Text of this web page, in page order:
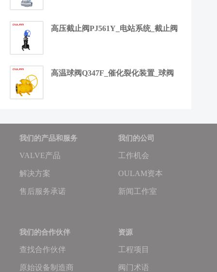
高压截止阀PJ561Y_电站系统_截止阀
高温球阀Q347F_催化裂化装置_球阀
我们的产品和服务
VALVE产品
解决方案
售后服务承诺
我们的公司
工作机会
OULAM资本
新闻工作室
我们的合作伙伴
查找合作伙伴
原始设备制造商
资源
工程项目
阀门术语